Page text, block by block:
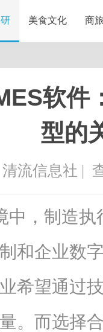
美食文化 商
软件
型的
清流信息社 |
中，制造
和企业数
希望通过
。而选择